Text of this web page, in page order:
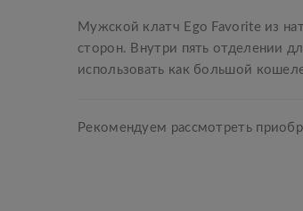
Мужской клатч Ego Favorite из
сторон. Внутри пять отделении
использовать как большой
Рекомендуем рассмотреть